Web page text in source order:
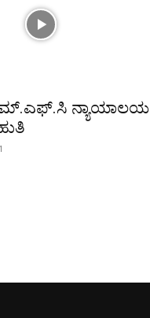
ನ್ಯಾಯಾಲಯ